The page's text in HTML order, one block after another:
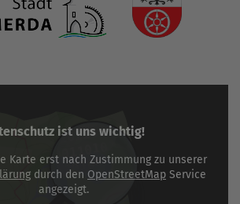
ist uns wichtig!
Karte erst nach Zustimmung zu unserer
durch den OpenStreetMap Service
angezeigt.